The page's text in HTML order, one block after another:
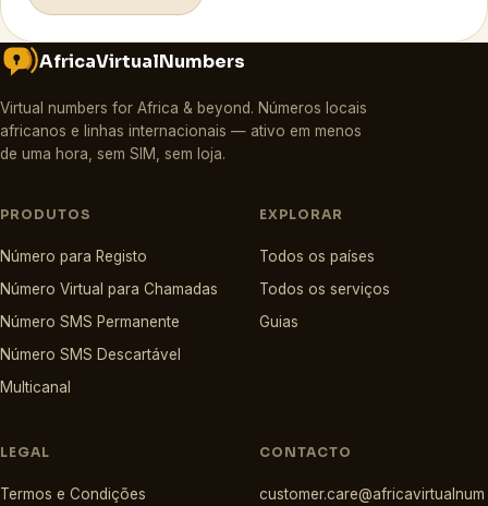
AfricaVirtualNumbers
Virtual numbers for Africa & beyond. Números locais
africanos e linhas internacionais — ativo em menos
de uma hora, sem SIM, sem loja.
PRODUTOS
Número para Registo
Número Virtual para Chamadas
Número SMS Permanente
Número SMS Descartável
Multicanal
EXPLORAR
Todos os países
Todos os serviços
Guias
LEGAL
Termos e Condições
CONTACTO
customer.care@africavirtualnum